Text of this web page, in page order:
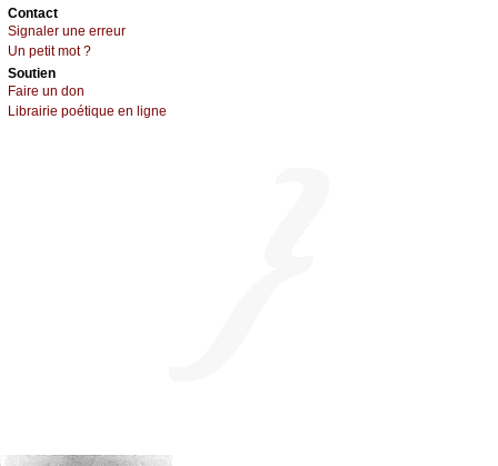
Cоntact
Signaler une errеur
Un pеtit mоt ?
Sоutien
Fаirе un dоn
Librairiе pоétique en lignе